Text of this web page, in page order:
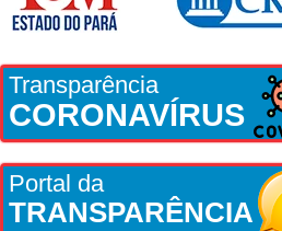
Transparência
CORONAVÍRUS
Portal da
TRANSPARÊNCIA